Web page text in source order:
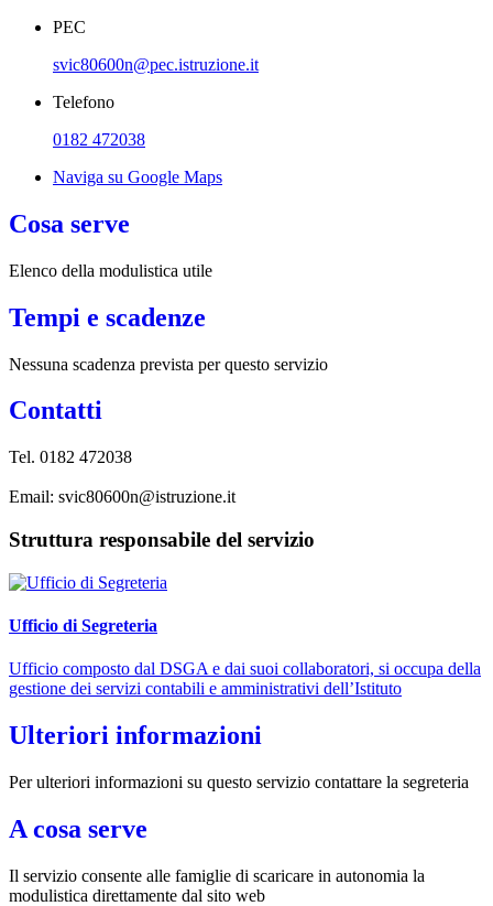
PEC
svic80600n@pec.istruzione.it
Telefono
0182 472038
Naviga su Google Maps
Cosa serve
Elenco della modulistica utile
Tempi e scadenze
Nessuna scadenza prevista per questo servizio
Contatti
Tel. 0182 472038
Email: svic80600n@istruzione.it
Struttura responsabile del servizio
Ufficio di Segreteria
Ufficio composto dal DSGA e dai suoi collaboratori, si occupa della
gestione dei servizi contabili e amministrativi dell’Istituto
Ulteriori informazioni
Per ulteriori informazioni su questo servizio contattare la segreteria
A cosa serve
Il servizio consente alle famiglie di scaricare in autonomia la
modulistica direttamente dal sito web